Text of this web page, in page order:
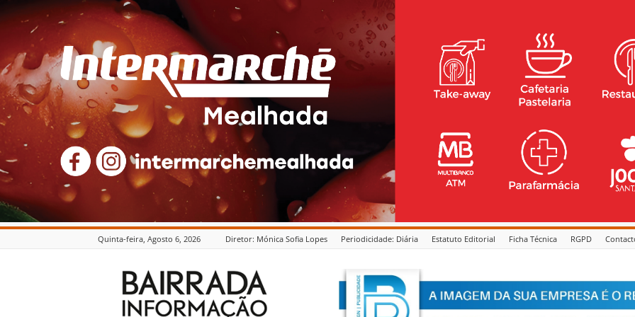
Quinta-feira, Agosto 6, 2026 Diretor: Mónica Sofia Lopes Periodicidade: Diária Estatuto Editorial Ficha Técnica RGPD
Bairrada
Informação